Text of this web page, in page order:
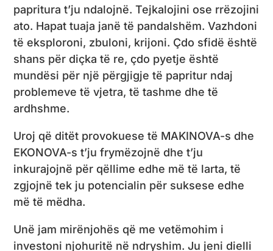
papritura t’ju ndalojnë. Tejkalojini ose rrëzojini
ato. Hapat tuaja janë të pandalshëm. Vazhdoni
të eksploroni, zbuloni, krijoni. Çdo sfidë është
shans për diçka të re, çdo pyetje është
mundësi për një përgjigje të papritur ndaj
problemeve të vjetra, të tashme dhe të
ardhshme.
Uroj që ditët provokuese të MAKINOVA-s dhe
EKONOVA-s t’ju frymëzojnë dhe t’ju
inkurajojnë për qëllime edhe më të larta, të
zgjojnë tek ju potencialin për suksese edhe
më të mëdha.
Unë jam mirënjohës që me vetëmohim i
investoni njohuritë në ndryshim. Ju jeni dielli